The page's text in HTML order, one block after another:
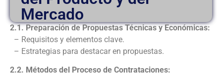
Mercado
2.1. Preparación de Propuestas Técnicas y Económicas:
– Requisitos y elementos clave.
– Estrategias para destacar en propuestas.
2.2. Métodos del Proceso de Contrataciones: